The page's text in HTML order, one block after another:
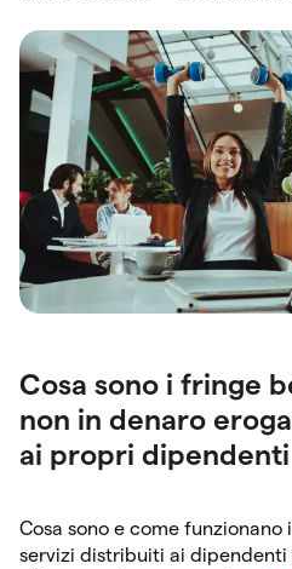
Cosa sono i fringe
non in denaro
ai propri dipendenti
Cosa sono e come
servizi distribuiti ai dipendenti